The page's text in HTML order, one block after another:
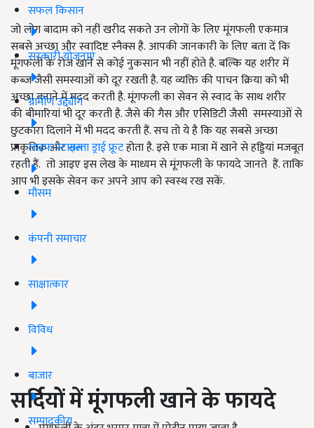
सफल किसान
सरकारी योजनाएं
ग्रामीण उद्द्योग
लाइफ स्टाइल
मौसम
कंपनी समाचार
साक्षात्कार
विविध
बाजार
सम्पादकीय
जो लोग बादाम को नहीं खरीद सकते उन लोगों के लिए मूंगफली एकमात्र
सबसे अच्छा और स्वादिष्ट स्नैक्स है. आपकी जानकारी के लिए बता दें कि
मूंगफली के रोज खाने से कोई नुकसान भी नहीं होते है. बल्कि यह शरीर में
कब्ज जैसी समस्याओं को दूर रखती है. यह व्यक्ति की पाचन क्रिया को भी
अच्छा बनाने में मदद करती है. मूंगफली का सेवन से स्वाद के साथ शरीर
की बीमारियां भी दूर करती है. जैसे की गैस और एसिडिटी जैसी समस्याओं से
छुटकारा दिलाने में भी मदद करती हैं. सच तो ये है कि यह सबसे अच्छा
प्राकृतिक औरसस्ता ड्राई फ्रूटहोता है. इसे एक मात्रा में खाने से हड्डियां मजबूत
रहती हैं. तो आइए इस लेख के माध्यम से मूंगफली के फायदे जानते हैं.ताकि
आप भी इसके सेवन कर अपने आप कोस्वस्थ रख सकें.
सर्दियों में मूंगफली खाने के फायदे